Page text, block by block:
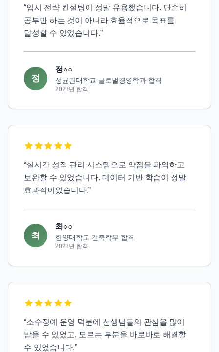
“입시 전략 컨설팅이 정말 유용했습니다. 단순히
공부만 하는 것이 아니라 효율적으로 목표를
달성할 수 있었습니다.”
정
정○○
성균관대학교 글로벌경영학과 합격
2023년 합격
“실시간 성적 관리 시스템으로 약점을 파악하고
보완할 수 있었습니다. 데이터 기반 학습이 정말
효과적이었습니다.”
최
최○○
한양대학교 건축학부 합격
2023년 합격
“소수정예 운영 덕분에 선생님들의 관심을 많이
받을 수 있었고, 모르는 부분을 바로바로 해결할
수 있었습니다.”